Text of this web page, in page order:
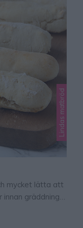
Lindas matbröd
mycket lätta att
innan gräddning
inte